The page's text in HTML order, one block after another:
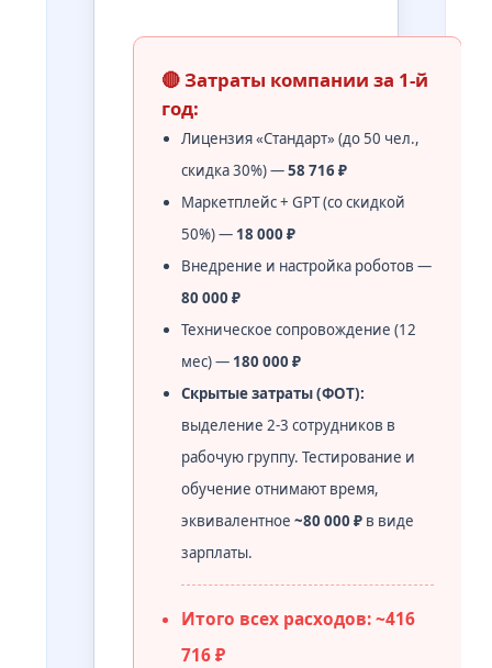
🔴 Затраты компании за 1-й
год:
Лицензия «Стандарт» (до 50 чел.,
скидка 30%) —58 716 ₽
Маркетплейс + GPT (со скидкой
50%) — 18 000 ₽
Внедрение и настройка роботов —
80 000 ₽
Техническое сопровождение (12
мес) — 180 000 ₽
Скрытые затраты (ФОТ):
выделение 2-3 сотрудников в
рабочую группу. Тестирование и
обучение отнимают время,
эквивалентное~80 000 ₽ в виде
зарплаты.
Итого всех расходов: ~416
716 ₽